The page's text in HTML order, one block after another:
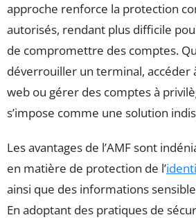
approche renforce la protection
autorisés, rendant plus difficile
de compromettre des comptes.
déverrouiller un terminal, accéder
web ou gérer des comptes à
s’impose comme une solution
Les avantages de l’AMF sont
en matière de protection de l’
ainsi que des informations
En adoptant des pratiques de